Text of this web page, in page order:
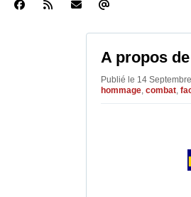
A propos
Publié le 14
hommage combat